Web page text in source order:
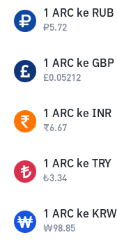
1 ARC ke RUB
₽5.72
1 ARC ke GBP
£0.05212
1 ARC ke INR
₹6.67
1 ARC ke TRY
₺3.34
1 ARC ke KRW
₩98.85